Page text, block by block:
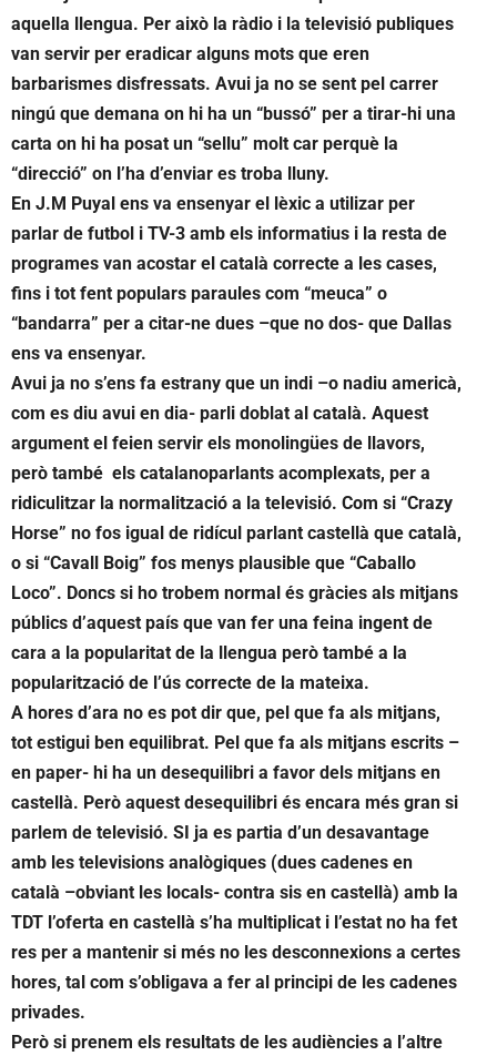
aquella llengua. Per això la ràdio i la televisió publiques
van servir per eradicar alguns mots que eren
barbarismes disfressats. Avui ja no se sent pel carrer
ningú que demana on hi ha un “bussó” per a tirar-hi una
carta on hi ha posat un “sellu” molt car perquè la
“direcció” on l’ha d’enviar es troba lluny.
En J.M Puyal ens va ensenyar el lèxic a utilizar per
parlar de futbol i TV-3 amb els informatius i la resta de
programes van acostar el català correcte a les cases,
fins i tot fent populars paraules com “meuca” o
“bandarra” per a citar-ne dues –que no dos- que Dallas
ens va ensenyar.
Avui ja no s’ens fa estrany que un indi –o nadiu americà,
com es diu avui en dia- parli doblat al català. Aquest
argument el feien servir els monolingües de llavors,
però també els catalanoparlants acomplexats, per a
ridiculitzar la normalització a la televisió. Com si “Crazy
Horse” no fos igual de ridícul parlant castellà que català,
o si “Cavall Boig” fos menys plausible que “Caballo
Loco”. Doncs si ho trobem normal és gràcies als mitjans
públics d’aquest país que van fer una feina ingent de
cara a la popularitat de la llengua però també a la
popularització de l’ús correcte de la mateixa.
A hores d’ara no es pot dir que, pel que fa als mitjans,
tot estigui ben equilibrat. Pel que fa als mitjans escrits –
en paper- hi ha un desequilibri a favor dels mitjans en
castellà. Però aquest desequilibri és encara més gran si
parlem de televisió. SI ja es partia d’un desavantage
amb les televisions analògiques (dues cadenes en
català –obviant les locals- contra sis en castellà) amb la
TDT l’oferta en castellà s’ha multiplicat i l’estat no ha fet
res per a mantenir si més no les desconnexions a certes
hores, tal com s’obligava a fer al principi de les cadenes
privades.
Però si prenem els resultats de les audiències a l’altre